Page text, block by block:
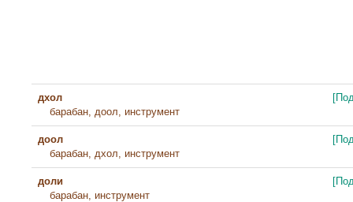
дхол
барабан, доол, инструмент
доол
барабан, дхол, инструмент
доли
барабан, инструмент